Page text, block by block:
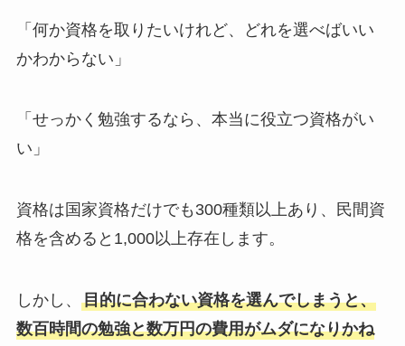
「何か資格を取りたいけれど、どれを選べばいい
かわからない」
「せっかく勉強するなら、本当に役立つ資格がい
い」
資格は国家資格だけでも300種類以上あり、民間資
格を含めると1,000以上存在します。
しかし、 目的に合わない資格を選んでしまうと、
数百時間の勉強と数万円の費用がムダになりかね